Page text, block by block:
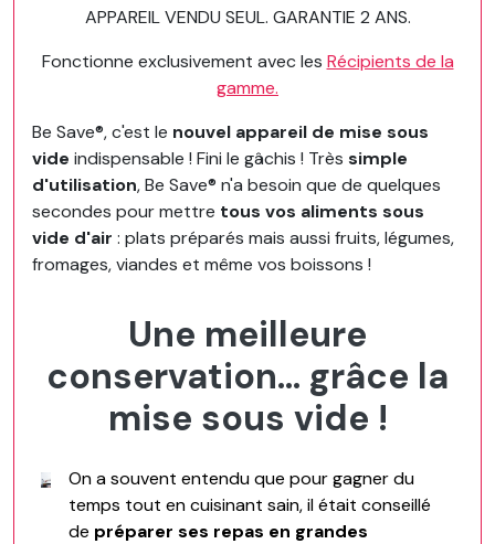
APPAREIL VENDU SEUL. GARANTIE 2 ANS.
Fonctionne exclusivement avec les Récipients de la
gamme.
Be Save®, c'est le nouvel appareil de mise sous
vide indispensable ! Fini le gâchis ! Très simple
d'utilisation, Be Save® n'a besoin que de quelques
secondes pour mettre tous vos aliments sous
vide d'air : plats préparés mais aussi fruits, légumes,
fromages, viandes et même vos boissons !
Une meilleure
conservation... grâce la
mise sous vide !
On a souvent entendu que pour gagner du
temps tout en cuisinant sain, il était conseillé
de préparer ses repas en grandes